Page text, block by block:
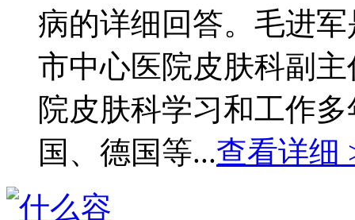
病的详细回答。毛进
市中心医院皮肤科副
院皮肤科学习和工作
国、德国等...查看详细